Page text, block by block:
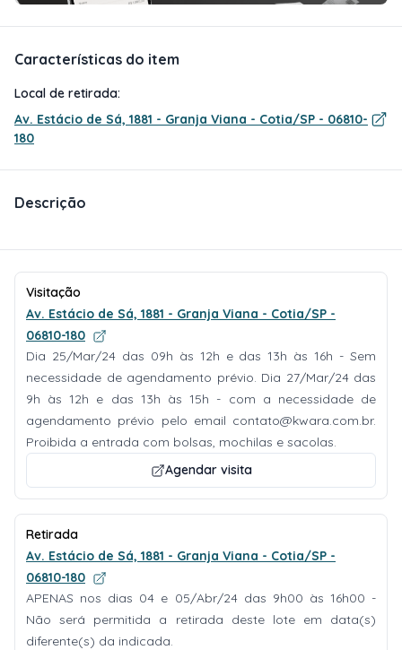
Características do item
Local de retirada:
Av. Estácio de Sá, 1881 - Granja Viana - Cotia/SP - 06810-
180
Descrição
Visitação
Av. Estácio de Sá, 1881 - Granja Viana - Cotia/SP -
06810-180
Dia 25/Mar/24 das 09h às 12h e das 13h às 16h - Sem
necessidade de agendamento prévio. Dia 27/Mar/24 das
9h às 12h e das 13h às 15h - com a necessidade de
agendamento prévio pelo email contato@kwara.com.br.
Proibida a entrada com bolsas, mochilas e sacolas.
Agendar visita
Retirada
Av. Estácio de Sá, 1881 - Granja Viana - Cotia/SP -
06810-180
APENAS nos dias 04 e 05/Abr/24 das 9h00 às 16h00 -
Não será permitida a retirada deste lote em data(s)
diferente(s) da indicada.